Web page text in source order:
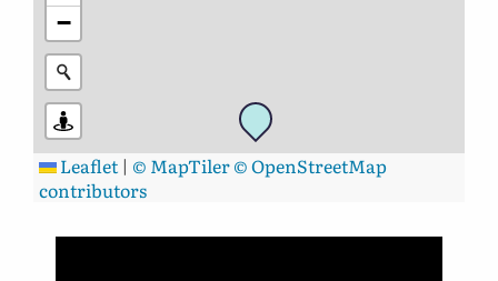
−
Leaflet | © MapTiler© OpenStreetMap
contributors